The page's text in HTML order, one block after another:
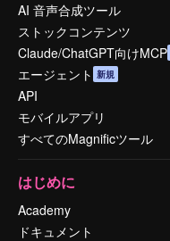
AI 音声合成ツール
ストックコンテンツ
Claude/ChatGPT向けMCP
エージェント 新規
API
モバイルアプリ
すべてのMagnificツール
はじめに
Academy
ドキュメント